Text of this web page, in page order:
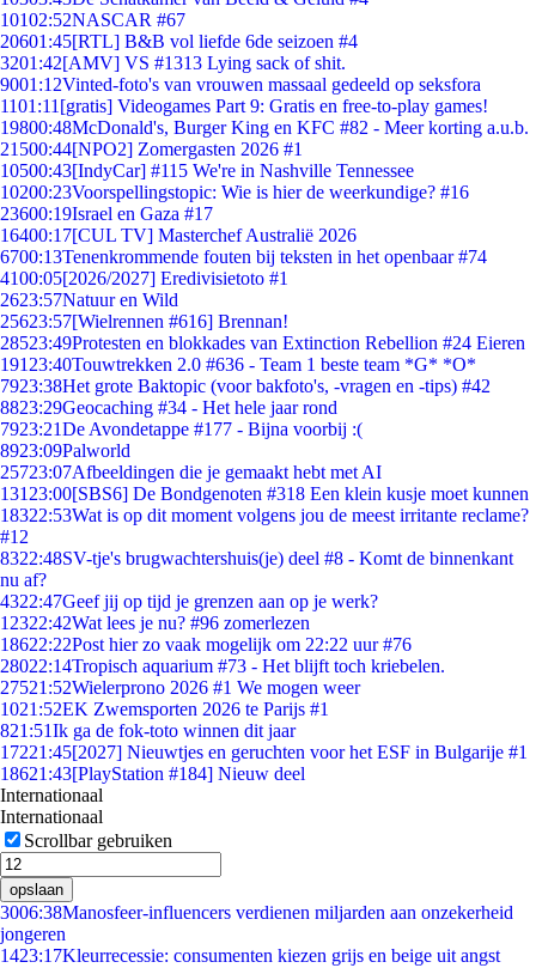
10102:52NASCAR #67
20601:45[RTL] B&B vol liefde 6de seizoen #4
3201:42[AMV] VS #1313 Lying sack of shit.
9001:12Vinted-foto's van vrouwen massaal gedeeld op seksfora
1101:11 [gratis] Videogames Part 9: Gratis en free-to-play games!
19800:48McDonald's, Burger King en KFC #82 - Meer korting a.u.b.
21500:44[NPO2] Zomergasten 2026 #1
10500:43[IndyCar] #115 We're in Nashville Tennessee
10200:23Voorspellingstopic: Wie is hier de weerkundige? #16
23600:19Israel en Gaza #17
16400:17[CUL TV] Masterchef Australië 2026
6700:13Tenenkrommende fouten bij teksten in het openbaar #74
4100:05[2026/2027] Eredivisietoto #1
2623:57Natuur en Wild
25623:57[Wielrennen #616] Brennan!
28523:49Protesten en blokkades van Extinction Rebellion #24 Eieren
191 23:40Touwtrekken 2.0 #636 - Team 1 beste team *G* *O*
7923:38Het grote Baktopic (voor bakfoto's, -vragen en -tips) #42
8823:29Geocaching #34 - Het hele jaar rond
7923:21De Avondetappe #177 - Bijna voorbij :(
8923:09Palworld
25723:07Afbeeldingen die je gemaakt hebt met AI
131 23:00[SBS6] De Bondgenoten #318 Een klein kusje moet kunnen
18322:53Wat is op dit moment volgens jou de meest irritante reclame?
#12
8322:48SV-tje's brugwachtershuis(je) deel #8 - Komt de binnenkant
nu af?
4322:47Geef jij op tijd je grenzen aan op je werk?
12322:42Wat lees je nu? #96 zomerlezen
18622:22Post hier zo vaak mogelijk om 22:22 uur #76
28022:14Tropisch aquarium #73 - Het blijft toch kriebelen.
27521:52Wielerprono 2026 #1 We mogen weer
1021:52EK Zwemsporten 2026 te Parijs #1
821:51Ik ga de fok-toto winnen dit jaar
17221:45[2027] Nieuwtjes en geruchten voor het ESF in Bulgarije #1
18621:43[PlayStation #184] Nieuw deel
Internationaal
Internationaal
Scrollbar gebruiken
opslaan
3006:38Manosfeer-influencers verdienen miljarden aan onzekerheid
jongeren
1423:17Kleurrecessie: consumenten kiezen grijs en beige uit angst